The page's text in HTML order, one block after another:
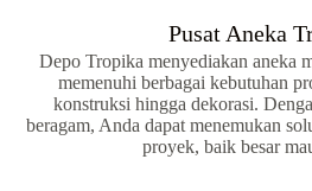
Pusat Aneka
Depo Tropika menyediakan aneka
memenuhi berbagai kebutuhan
konstruksi hingga dekorasi.
beragam, Anda dapat menemukan
proyek, baik besar